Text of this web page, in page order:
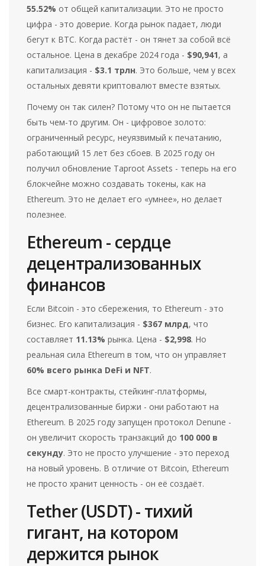
55.52% от общей капитализации. Это не просто
цифра - это доверие. Когда рынок падает, люди
бегут к BTC. Когда растёт - он тянет за собой всё
остальное. Цена в декабре 2024 года - $90,941, а
капитализация - $3.1 трлн. Это больше, чем у всех
остальных девяти криптовалют вместе взятых.
Почему он так силен? Потому что он не пытается
быть чем-то другим. Он - цифровое золото:
ограниченный ресурс, неуязвимый к печатанию,
работающий 15 лет без сбоев. В 2025 году он
получил обновление Taproot Assets - теперь на его
блокчейне можно создавать токены, как на
Ethereum. Это не делает его «умнее», но делает
полезнее.
Ethereum - сердце
децентрализованных
финансов
Если Bitcoin - это сбережения, то Ethereum - это
бизнес. Его капитализация - $367 млрд, что
составляет 11.13% рынка. Цена - $2,998. Но
реальная сила Ethereum в том, что он управляет
60% всего рынка DeFi и NFT.
Все смарт-контракты, стейкинг-платформы,
децентрализованные биржи - они работают на
Ethereum. В 2025 году запущен протокол Denune -
он увеличит скорость транзакций до 100 000 в
секунду. Это не просто улучшение - это переход
на новый уровень. В отличие от Bitcoin, Ethereum
не просто хранит ценность - он её создаёт.
Tether (USDT) - тихий
гигант, на котором
держится рынок